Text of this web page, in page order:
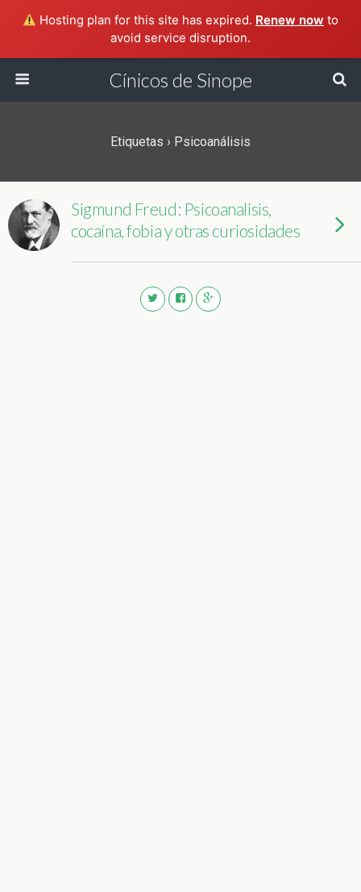
Hosting plan for this site has expired. Renew now to
avoid service disruption.
Cínicos de Sinope
Etiquetas › Psicoanálisis
Sigmund Freud: Psicoanalisis,
cocaína, fobia y otras curiosidades